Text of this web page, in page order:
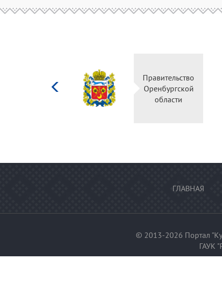
Министерство
культуры
Российской
федерации
ГЛАВНАЯ
© 2013-2026 Портал
ГАУК